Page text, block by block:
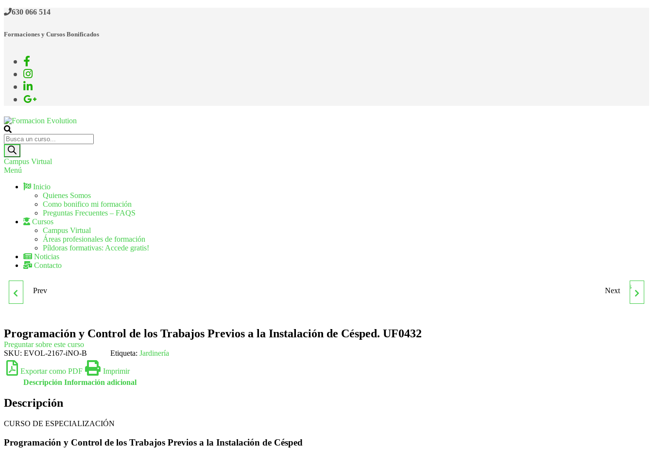
630 066 514
Formaciones y Cursos Bonificados
Formacion Evolution
Cursos de formación continua
Campus Virtual
Menú
Inicio
Quienes Somos
Como bonifico mi formación
Preguntas Frecuentes – FAQS
Cursos
Campus Virtual
Áreas profesionales de formación
Píldoras formativas: Accede gratis!
Noticias
Contacto
REPARACIÓN DE
INSTALACIONES DE
TELEFONÍA Y
COMUNICACIÓN
Prev PROGRAMACIÓN YNext
Programación y Control de los Trabajos Previos a la Instalación de Césped. UF0432
Preguntar sobre este curso
SKU: EVOL-2167-iNO-B Etiqueta: Jardinería
Exportar como PDF
Imprimir
Descripción Información adicional
Descripción
CURSO DE ESPECIALIZACIÓN
Programación y Control de los Trabajos Previos a la Instalación de Césped